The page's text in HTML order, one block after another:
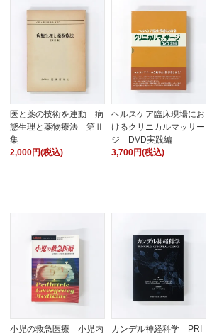
医と薬の技術を連動 病
態生理と薬物療法 第Ⅱ
集
2,000円(税込)
ヘルスケア臨床現場にお
けるクリニカルマッサー
ジ DVD実践編
3,700円(税込)
小児の救急医療 小児内 カンデル神経科学 PRI